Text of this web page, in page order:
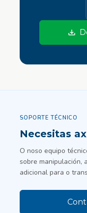
SOPORTE TÉCNICO
Necesitas
O noso equipo
sobre manipulación,
adicional para o